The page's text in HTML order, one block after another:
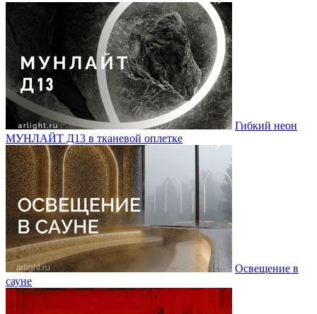
Гибкий неон
МУНЛАЙТ Д13 в тканевой оплетке
Освещение в
сауне